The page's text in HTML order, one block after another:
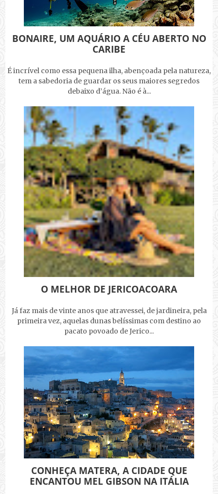
BONAIRE, UM AQUÁRIO A CÉU ABERTO NO
CARIBE
É incrível como essa pequena ilha, abençoada pela natureza,
tem a sabedoria de guardar os seus maiores segredos
debaixo d’água. Não é à...
O MELHOR DE JERICOACOARA
Já faz mais de vinte anos que atravessei, de jardineira, pela
primeira vez, aquelas dunas belíssimas com destino ao
pacato povoado de Jerico...
CONHEÇA MATERA, A CIDADE QUE
ENCANTOU MEL GIBSON NA ITÁLIA